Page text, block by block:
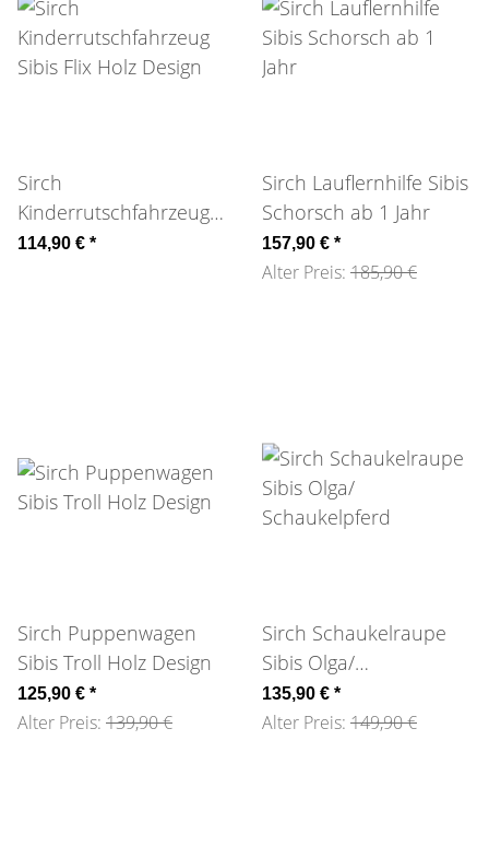
Sirch
Kinderrutschfahrzeug
Sibis Flix Holz Design
114,90 € *
Sirch Lauflernhilfe Sibis
Schorsch ab 1 Jahr
157,90 € *
Alter Preis: 185,90 €
Sirch Puppenwagen
Sibis Troll Holz Design
125,90 € *
Alter Preis: 139,90 €
Sirch Schaukelraupe
Sibis Olga/
Schaukelpferd
135,90 € *
Alter Preis: 149,90 €